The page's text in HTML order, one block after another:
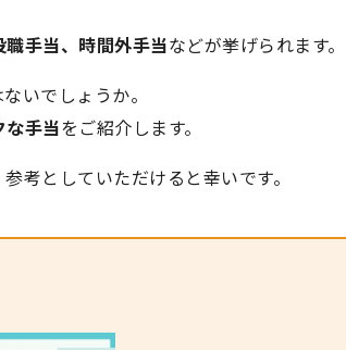
手当、時間外手当などが挙げられます。
いでしょうか。
手当をご紹介します。
考としていただけると幸いです。